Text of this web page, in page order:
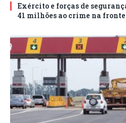
Exército e forças de
41 milhões ao crime na